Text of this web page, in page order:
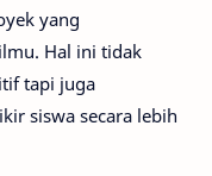
yang
Hal ini tidak
tapi juga
siswa secara lebih